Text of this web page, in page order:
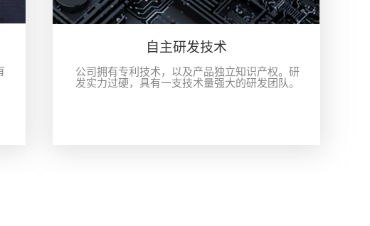
自主研发技术
公司拥有专利技术，以及产品独立知识产权。研
发实力过硬，具有一支技术量强大的研发团队。